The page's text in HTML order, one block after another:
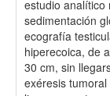
estudio analítico
sedimentación
ecografía
hiperecoica, de
30 cm, sin
exéresis